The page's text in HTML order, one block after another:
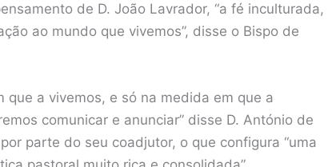
de D. João Lavrador, “a fé inculturada,
ao mundo que vivemos”, disse o Bispo de
que a vivemos, e só na medida em que a
comunicar e anunciar” disse D. António de
parte do seu coadjutor, o que configura “uma